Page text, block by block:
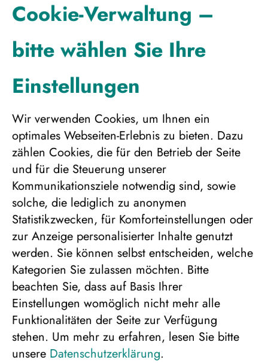
Hotelzimmer, Einzelbelegung
Einraumhütte mit Sauna (Wilderness
Cabin), 2er Belegung
1.148 €
Einraumhütte mit Sauna (Wilderness
Cabin), Einzelbelegung
1.786 €
Cookie-Verwaltung –
bitte wählen Sie Ihre
Einstellungen
Wir verwenden Cookies, um Ihnen ein
optimales Webseiten-Erlebnis zu bieten. Dazu
zählen Cookies, die für den Betrieb der Seite
und für die Steuerung unserer
Kommunikationsziele notwendig sind, sowie
solche, die lediglich zu anonymen
Statistikzwecken, für Komforteinstellungen oder
zur Anzeige personalisierter Inhalte genutzt
werden. Sie können selbst entscheiden, welche
Kategorien Sie zulassen möchten. Bitte
beachten Sie, dass auf Basis Ihrer
Einstellungen womöglich nicht mehr alle
Funktionalitäten der Seite zur Verfügung
stehen. Um mehr zu erfahren, lesen Sie bitte
unsere Datenschutzerklärung.